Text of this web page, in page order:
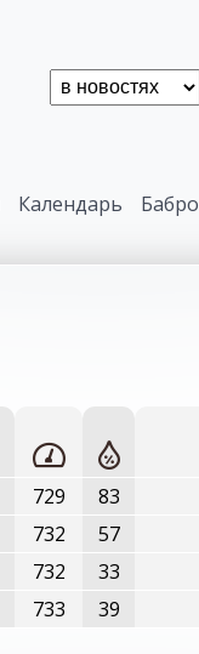
Календарь
729 83
732 57
732 33
733 39